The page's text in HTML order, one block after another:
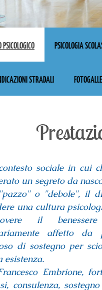
PSICOLOGIA
STRADALI
sociale in cui
un segreto da
o "debole", il
una cultura
il
affetto da
di sostegno per
esistenza.
Embrione,
consulenza,